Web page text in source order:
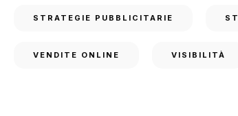
STRATEGIE PUBBLICITARIE
VENDITE ONLINE VISIBILITÀ